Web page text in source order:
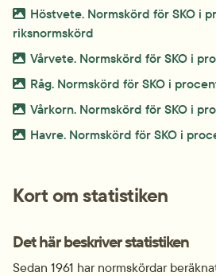
Bild.
Höstvete. Normskörd för SKO i
riksnormskörd
Bild.
Vårvete. Normskörd för SKO i
Bild.
Råg. Normskörd för SKO i
Bild.
Vårkorn. Normskörd för SKO i
Bild.
Havre. Normskörd för SKO i
Kort om statistiken
Det här beskriver statistiken
Sedan 1961 har normskördar